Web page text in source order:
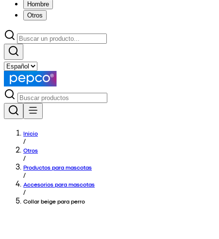
Hombre
Otros
Inicio
/
Otros
/
Productos para mascotas
/
Accesorios para mascotas
/
Collar beige para perro